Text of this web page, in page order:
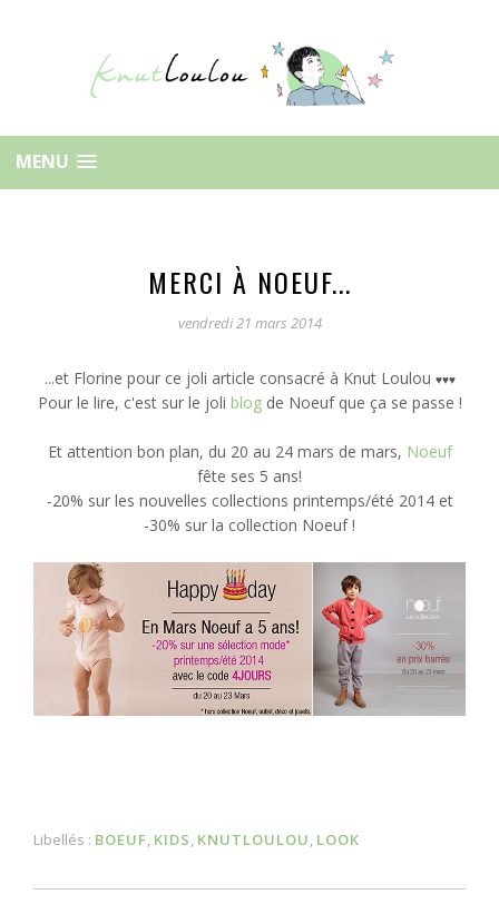
MENU
MERCI À NOEUF...
vendredi 21 mars 2014
...et Florine pour ce joli article consacré à Knut Loulou ♥♥♥
Pour le lire, c'est sur le joli blogde Noeuf que ça se passe !
Et attention bon plan, du 20 au 24 mars de mars, Noeuf
fête ses 5 ans!
-20% sur les nouvelles collections printemps/été 2014 et
-30% sur la collection Noeuf !
Libellés : BOEUF KIDS KNUTLOULOU LOOK